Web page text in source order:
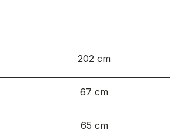
202 cm
67 cm
65 cm